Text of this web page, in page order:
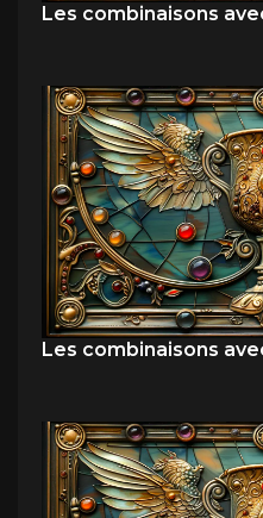
Les combinaisons
Les combinaisons